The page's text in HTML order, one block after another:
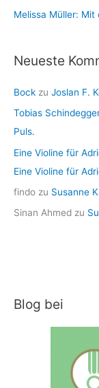
Melissa Müller:
Neueste
Bock zu Joslan F.
Tobias
Puls.
Eine Violine für
Eine Violine für
findo zu Susanne
Sinan Ahmed zu
Blog bei